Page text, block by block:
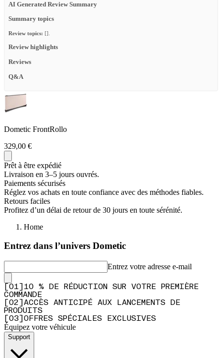
AI Generated Review Summary
Summary topics
Review topics: [].
Review highlights
Reviews
Q&A
Dometic FrontRollo
329,00 €
Prêt à être expédié
Livraison en 3–5 jours ouvrés.
Paiements sécurisés
Réglez vos achats en toute confiance avec des méthodes fiables.
Retours faciles
Profitez d’un délai de retour de 30 jours en toute sérénité.
Home
Entrez dans l’univers Dometic
Entrez votre adresse e-mail
01
10 % DE RÉDUCTION SUR VOTRE PREMIÈRE
COMMANDE
02
ACCÈS ANTICIPÉ AUX LANCEMENTS DE
PRODUITS
03 OFFRES SPÉCIALES EXCLUSIVES
Équipez votre véhicule
Support